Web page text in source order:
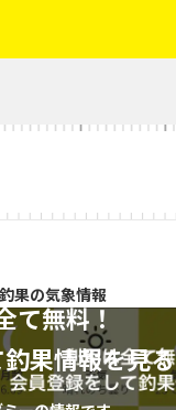
果の気象情報
て無料！
果情報を見る